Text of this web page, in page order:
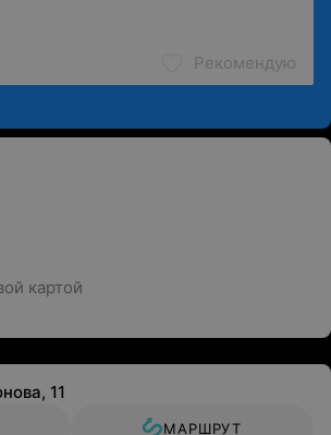
Рекомендую
картой
11
МАРШРУТ